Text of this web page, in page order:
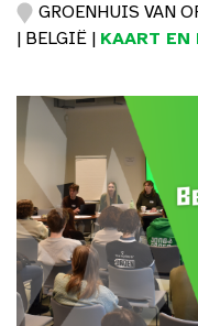
GROENHUIS VAN
| BELGIË | KAART EN